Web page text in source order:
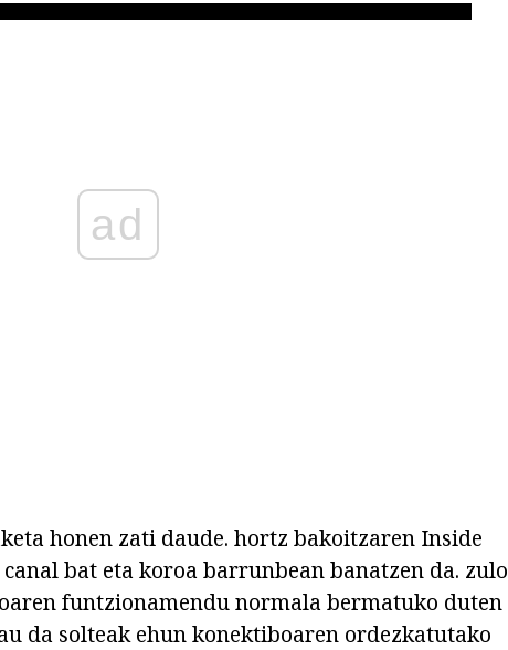
ad
honen zati daude. hortz bakoitzaren Inside
bat eta koroa barrunbean banatzen da. zulo
funtzionamendu normala bermatuko duten
da solteak ehun konektiboaren ordezkatutako